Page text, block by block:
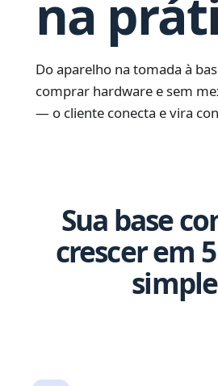
na
Do aparelho na tomada à
comprar hardware e sem
— o cliente conecta e vira
Sua base
crescer em